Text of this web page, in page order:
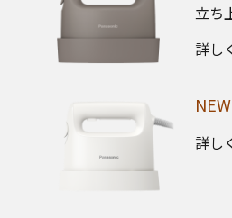
立ち
詳し
NEW
詳し